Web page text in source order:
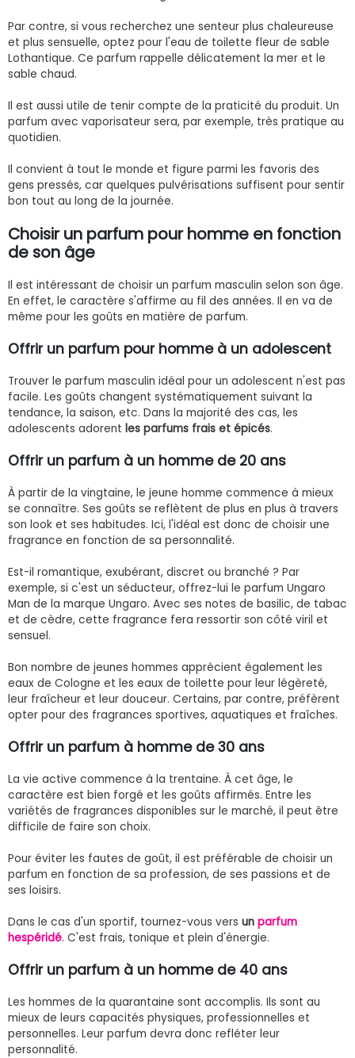
Par contre, si vous recherchez une senteur plus chaleureuse
et plus sensuelle, optez pour l'eau de toilette fleur de sable
Lothantique. Ce parfum rappelle délicatement la mer et le
sable chaud.
Il est aussi utile de tenir compte de la praticité du produit. Un
parfum avec vaporisateur sera, par exemple, très pratique au
quotidien.
Il convient à tout le monde et figure parmi les favoris des
gens pressés, car quelques pulvérisations suffisent pour sentir
bon tout au long de la journée.
Choisir un parfum pour homme en fonction
de son âge
Il est intéressant de choisir un parfum masculin selon son âge.
En effet, le caractère s'affirme au fil des années. Il en va de
même pour les goûts en matière de parfum.
Offrir un parfum pour homme à un adolescent
Trouver le parfum masculin idéal pour un adolescent n'est pas
facile. Les goûts changent systématiquement suivant la
tendance, la saison, etc. Dans la majorité des cas, les
adolescents adorent les parfums frais et épicés.
Offrir un parfum à un homme de 20 ans
À partir de la vingtaine, le jeune homme commence à mieux
se connaître. Ses goûts se reflètent de plus en plus à travers
son look et ses habitudes. Ici, l'idéal est donc de choisir une
fragrance en fonction de sa personnalité.
Est-il romantique, exubérant, discret ou branché ? Par
exemple, si c'est un séducteur, offrez-lui le parfum Ungaro
Man de la marque Ungaro. Avec ses notes de basilic, de tabac
et de cèdre, cette fragrance fera ressortir son côté viril et
sensuel.
Bon nombre de jeunes hommes apprécient également les
eaux de Cologne et les eaux de toilette pour leur légèreté,
leur fraîcheur et leur douceur. Certains, par contre, préfèrent
opter pour des fragrances sportives, aquatiques et fraîches.
Offrir un parfum à homme de 30 ans
La vie active commence à la trentaine. À cet âge, le
caractère est bien forgé et les goûts affirmés. Entre les
variétés de fragrances disponibles sur le marché, il peut être
difficile de faire son choix.
Pour éviter les fautes de goût, il est préférable de choisir un
parfum en fonction de sa profession, de ses passions et de
ses loisirs.
Dans le cas d'un sportif, tournez-vous vers un parfum
hespéridé. C'est frais, tonique et plein d'énergie.
Offrir un parfum à un homme de 40 ans
Les hommes de la quarantaine sont accomplis. Ils sont au
mieux de leurs capacités physiques, professionnelles et
personnelles. Leur parfum devra donc refléter leur
personnalité.